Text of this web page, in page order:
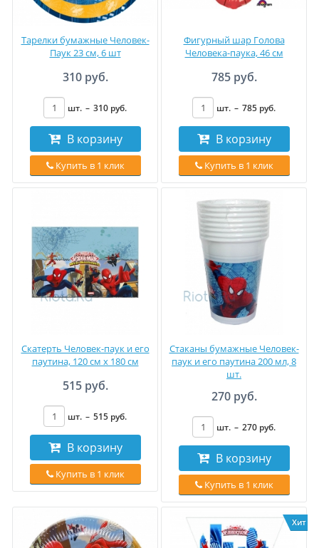
Тарелки бумажные Человек-
Паук 23 см, 6 шт
310 руб.
шт. – 310 руб.
В корзину
Купить в 1 клик
Фигурный шар Голова
Человека-паука, 46 см
785 руб.
шт. – 785 руб.
В корзину
Купить в 1 клик
Скатерть Человек-паук и его
паутина, 120 см x 180 см
515 руб.
шт. – 515 руб.
В корзину
Купить в 1 клик
Стаканы бумажные Человек-
паук и его паутина 200 мл, 8
шт.
270 руб.
шт. – 270 руб.
В корзину
Купить в 1 клик
Хит